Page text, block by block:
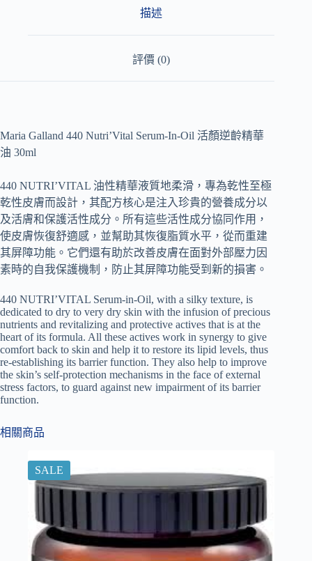
描述
評價 (0)
Maria Galland 440 Nutri’Vital Serum-In-Oil 活顏逆齡精華
油 30ml
440 NUTRI’VITAL 油性精華液質地柔滑，專為乾性至極
乾性皮膚而設計，其配方核心是注入珍貴的營養成分以
及活膚和保護活性成分。所有這些活性成分協同作用，
使皮膚恢復舒適感，並幫助其恢復脂質水平，從而重建
其屏障功能。它們還有助於改善皮膚在面對外部壓力因
素時的自我保護機制，防止其屏障功能受到新的損害。
440 NUTRI’VITAL Serum-in-Oil, with a silky texture, is
dedicated to dry to very dry skin with the infusion of precious
nutrients and revitalizing and protective actives that is at the
heart of its formula. All these actives work in synergy to give
comfort back to skin and help it to restore its lipid levels, thus
re-establishing its barrier function. They also help to improve
the skin’s self-protection mechanisms in the face of external
stress factors, to guard against new impairment of its barrier
function.
相關商品
SALE